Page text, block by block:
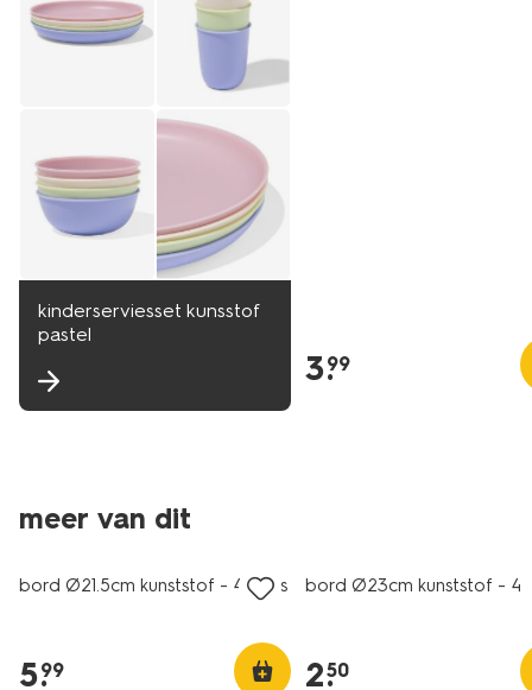
kinderserviesset kunsstof
pastel
3.
99
meer van dit
bord Ø21.5cm kunststof - 4 stuks
5.
99
bord Ø23cm kunststof - 4
2.
50